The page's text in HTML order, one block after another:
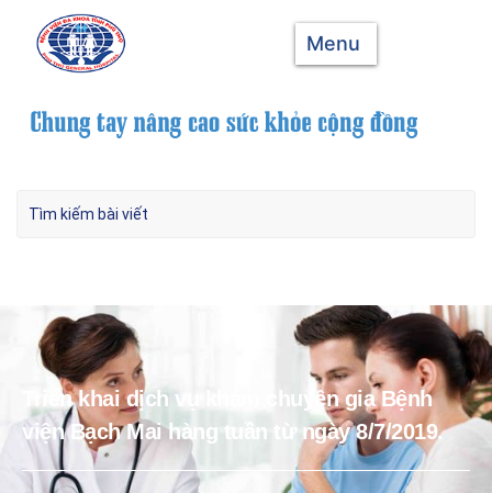
Menu
Triển khai dịch vụ khám chuyên gia Bệnh
viện Bạch Mai hàng tuần từ ngày 8/7/2019.